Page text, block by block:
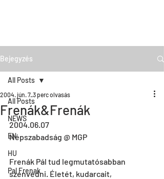
Bejegyzés
All Posts
NEWS
EN
HU
Pal Frenak
All Posts
Frenák&Frenák
2004. jún. 7.3 perc olvasás
2004.06.07
Népszabadság @ MGP
Frenák Pál tud legmutatósabban
szenvedni. Életét, kudarcait,